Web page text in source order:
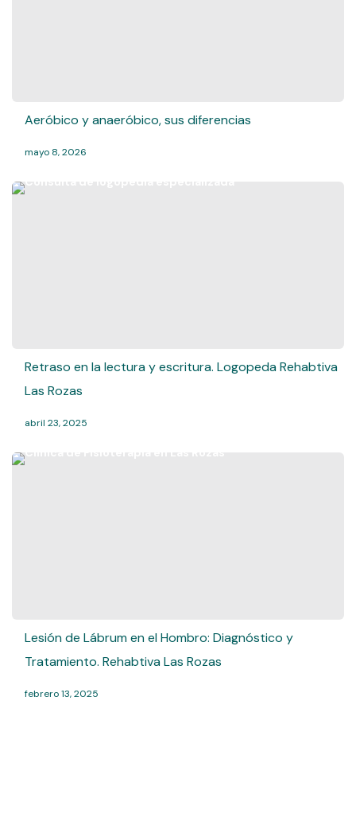
Aeróbico y anaeróbico, sus diferencias
mayo 8, 2026
Retraso en la lectura y escritura. Logopeda Rehabtiva
Las Rozas
abril 23, 2025
Lesión de Lábrum en el Hombro: Diagnóstico y
Tratamiento. Rehabtiva Las Rozas
febrero 13, 2025